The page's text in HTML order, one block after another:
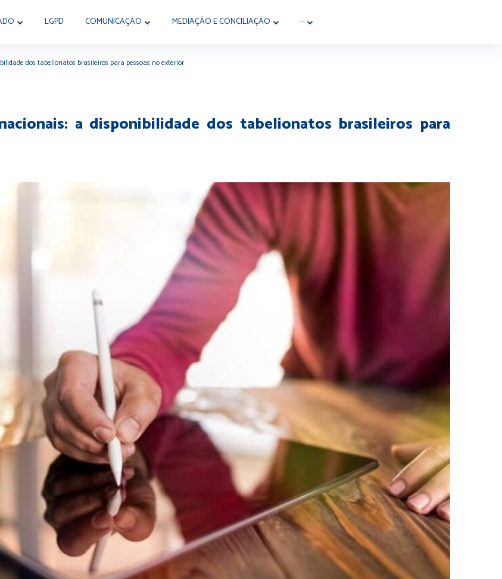
LGPD COMUNICAÇÃO MEDIAÇÃO E CONCILIAÇÃO ···
dos tabelionatos brasileiros para pessoas no exterior
a disponibilidade dos tabelionatos brasileiros para